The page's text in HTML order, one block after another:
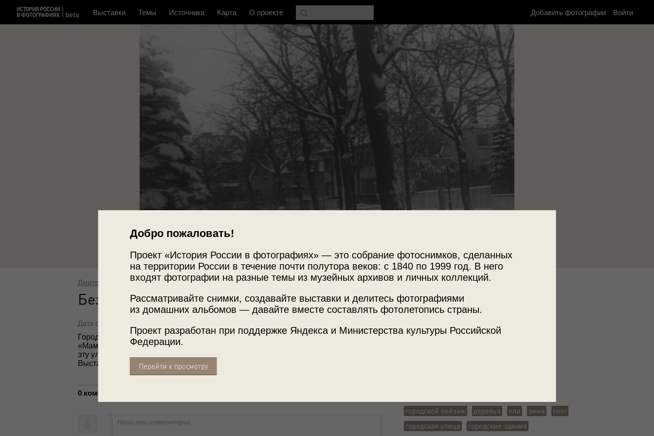
Добро пожаловать!
Проект «История России в фотографиях» — это собрание фотоснимков, сделанных
на территории России в течение почти полутора веков: с 1840 по 1999 год. В него
входят фотографии на разные темы из музейных архивов и личных коллекций.
Рассматривайте снимки, создавайте выставки и делитесь фотографиями
из домашних альбомов — давайте вместе составлять фотолетопись страны.
Проект разработан при поддержке Яндекса и Министерства культуры Российской
Федерации.
Перейти к просмотру
Выставки Темы Источники Карта О проекте Добавить фотографии Войти
Медиа-холдинг «Каскад»
городской пейзаж деревья ели зима
снег
городская улица
городские здания
Дмитрий Галеев
Без названия
Дата съемки: 1940-е
Город Калининград до 4 мая 1946 назывался Кенигсберг. На обороте надпись:
«Мамочка, узнаёшь улицу, на которой ты жила? Надеюсь, что ты ещё приедешь на
эту улицу – она ждёт тебя! Дмитрий». Из семейного архива М. А. Бендинскене.
Выставка
«Память на обороте»с этой фотографией.
0 комментариев
Написать комментарий